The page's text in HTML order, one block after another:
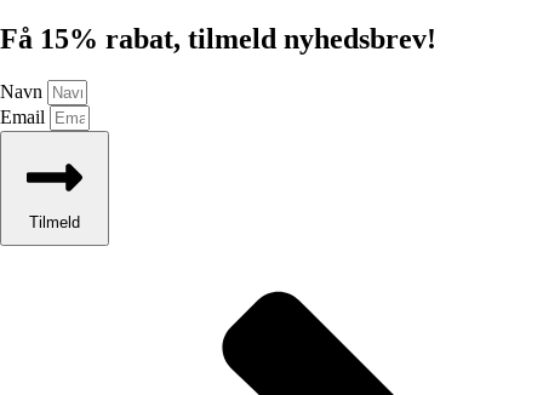
Få 15% rabat, tilmeld nyhedsbrev!
Navn
Email
Tilmeld